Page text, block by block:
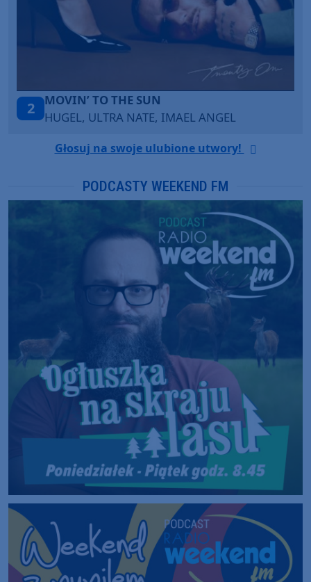
3
LEGENDARY LOVERS (SAVE ME)
KATY PERRY & CHIEF KEEF
Głosuj na swoje ulubione utwory!
PODCASTY WEEKEND FM